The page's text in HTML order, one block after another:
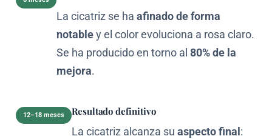
La cicatriz se ha afinado de forma
notabley el color evoluciona a rosa claro.
Se ha producido en torno al 80% de la
mejora.
12–18 meses Resultado definitivo
La cicatriz alcanza su aspecto final :